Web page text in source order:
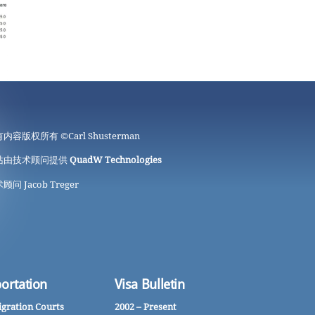
内容版权所有 ©Carl Shusterman
由技术顾问提供QuadW Technologies
顾问 Jacob Treger
Courts
Visa Bulletin
2002 – Present